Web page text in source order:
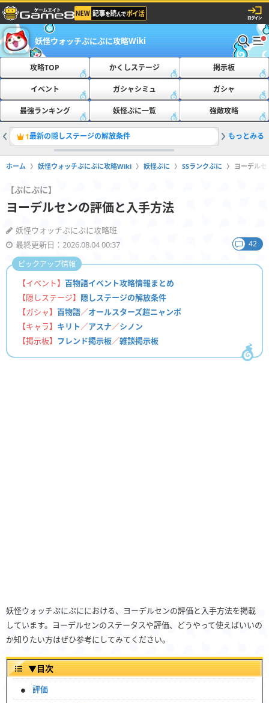
妖怪ウォッチぷにぷに攻略Wiki
攻略TOP かくしステージ 掲示板
イベント ガシャシミュ ガシャ
最強ランキング 妖怪ぷに一覧 強敵攻略
1最新の隠しステージの解放条件 2ともだ
もっとみる
ホーム 妖怪ウォッチぷにぷに攻略Wiki 妖怪ぷに SSランクぷに ヨーデル
【ぷにぷに】
ヨーデルセンの評価と入手方法
妖怪ウォッチぷにぷに攻略班
最終更新日：2026.08.04 00:37
42
【イベント】 百物語イベント攻略情報まとめ
【隠しステージ】 隠しステージの解放条件
【ガシャ】 百物語／オールスターズ超ニャンボ
【キャラ】 キリト／アスナ／シノン
【掲示板】 フレンド掲示板／雑談掲示板
ピックアップ情報
妖怪ウォッチぷにぷににおける、ヨーデルセンの評価と入手方法を掲載
しています。ヨーデルセンのステータスや評価、どうやって使えばいいの
か知りたい方はぜひ参考にしてみてください。
▼目次
評価